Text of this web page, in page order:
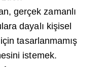
gerçek zamanlı
dayalı kişisel
tasarlanmamış
istemek.